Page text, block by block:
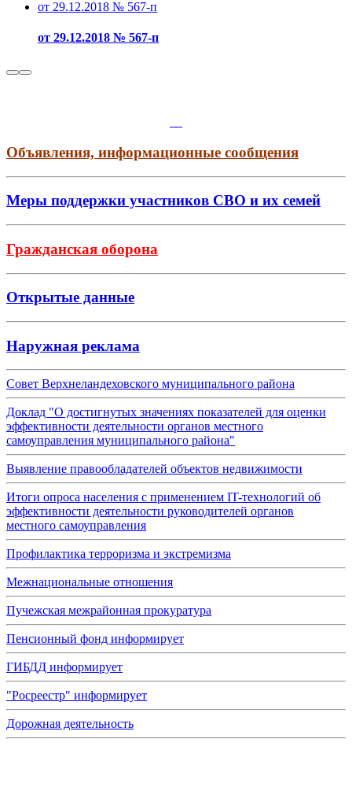
от 29.12.2018 № 567-п
от 29.12.2018 № 567-п
Объявления, информационные сообщения
Меры поддержки участников СВО и их семей
Гражданская оборона
Открытые данные
Наружная реклама
Совет Верхнеландеховского муниципального района
Доклад "О достигнутых значениях показателей для оценки
эффективности деятельности органов местного
самоуправления муниципального района"
Выявление правообладателей объектов недвижимости
Итоги опроса населения с применением IT-технологий об
эффективности деятельности руководителей органов
местного самоуправления
Профилактика терроризма и экстремизма
Межнациональные отношения
Пучежская межрайонная прокуратура
Пенсионный фонд информирует
ГИБДД информирует
"Росреестр" информирует
Дорожная деятельность